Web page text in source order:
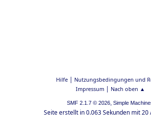
Hilfe| Nutzungsbedingungen und
Impressum| Nach oben ▲
SMF 2.1.7 © 2026, Simple
Seite erstellt in 0.063 Sekunden mit 20